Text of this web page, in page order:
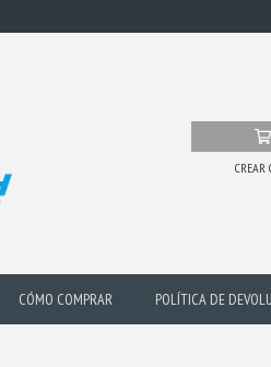
CREAR
CÓMO COMPRAR POLÍTICA DE